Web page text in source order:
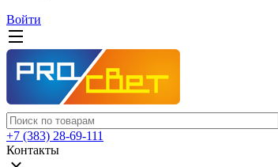
Войти
+7 (383) 28-69-111
Контакты